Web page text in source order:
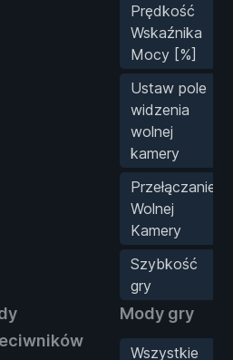
Prędkość
Wskaźnika
Mocy [%]
Ustaw pole
widzenia
wolnej
kamery
Przełączanie
Wolnej
Kamery
Szybkość
gry
Mody gry
Wszystkie